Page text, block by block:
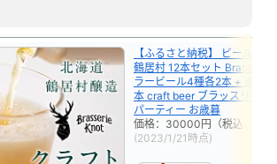
【ふるさと納税】 ビール ク
鶴居村 12本セット Brasserie
ラービール4種各2本 + 道東
本 craft beer ブラッスリーノ
パーティー お歳暮
価格：30000円（税込、送料
(2023/1/21時点)